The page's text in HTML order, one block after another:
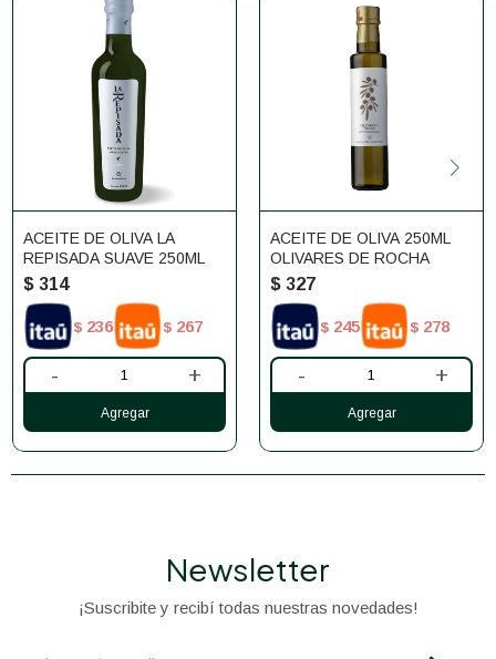
ACEITE DE OLIVA LA
REPISADA SUAVE 250ML
$ 314
$ 236 $ 267
- +
ACEITE DE OLIVA 250ML
OLIVARES DE ROCHA
$ 327
$ 245 $ 278
- +
Newsletter
¡Suscribite y recibí todas nuestras novedades!